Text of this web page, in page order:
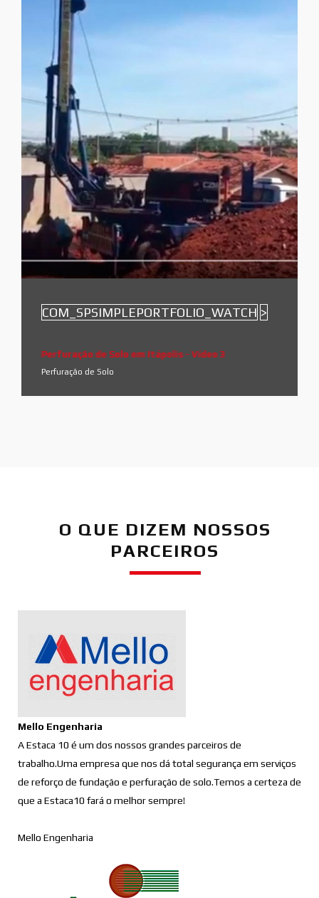
COM_SPSIMPLEPORTFOLIO_WATCH >
Perfuração de Solo em Itápolis - Vídeo 3
Perfuração de Solo
O QUE DIZEM NOSSOS
PARCEIROS
Mello Engenharia
A Estaca 10 é um dos nossos grandes parceiros de
trabalho.Uma empresa que nos dá total segurança em serviços
de reforço de fundação e perfuração de solo.Temos a certeza de
que a Estaca10 fará o melhor sempre!
Mello Engenharia